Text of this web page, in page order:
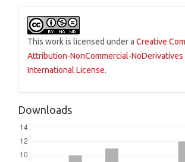
This work is licensed under a Creative
Attribution-NonCommercial-NoDerivatives
International License.
Downloads